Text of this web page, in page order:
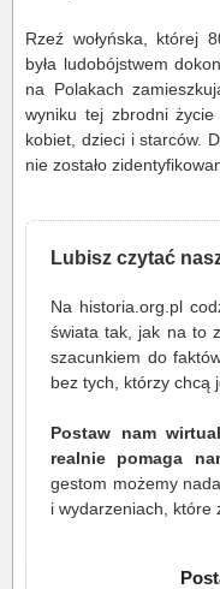
Rzeź wołyńska, której
była ludobójstwem
na Polakach
wyniku tej zbrodni życie
kobiet, dzieci i starców.
nie zostało
Lubisz czytać
Na historia.org.pl
świata tak, jak na to
szacunkiem do
bez tych, którzy chcą
Postaw nam
realnie pomaga
gestom możemy
i wydarzeniach, które